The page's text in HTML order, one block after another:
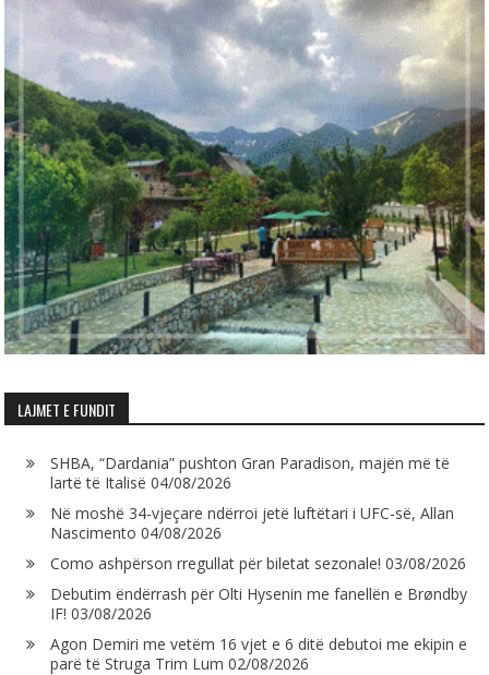
LAJMET E FUNDIT
SHBA, “Dardania” pushton Gran Paradison, majën më të
lartë të Italisë 04/08/2026
Në moshë 34-vjeçare ndërroi jetë luftëtari i UFC-së, Allan
Nascimento 04/08/2026
Como ashpërson rregullat për biletat sezonale! 03/08/2026
Debutim ëndërrash për Olti Hysenin me fanellën e Brøndby
IF! 03/08/2026
Agon Demiri me vetëm 16 vjet e 6 ditë debutoi me ekipin e
parë të Struga Trim Lum 02/08/2026